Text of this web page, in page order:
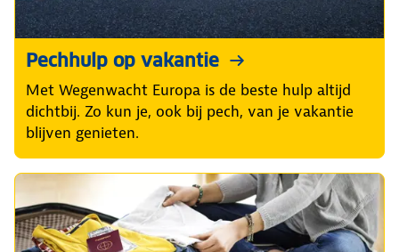
Pechhulp op vakantie
Met Wegenwacht Europa is de beste hulp altijd
dichtbij. Zo kun je, ook bij pech, van je vakantie
blijven genieten.